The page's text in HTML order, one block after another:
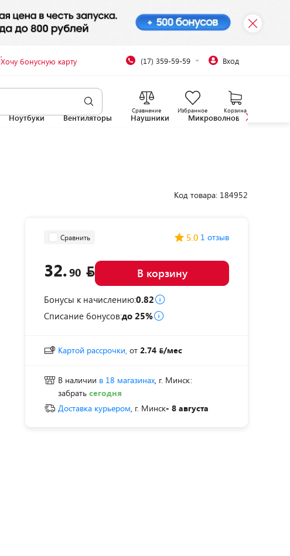
Хочу бонусную карту (17) 359-59-59 Вход
Сравнение Избранное Корзина
Ноутбуки Вентиляторы Наушники Микроволновые печи
Код товара: 184952
Сравнить 5.0 1 отзыв
32.90 В корзину
Бонусы к начислению:0.82
Списание бонусов:до 25%
Картой рассрочки, от 2.74 /мес
В наличии в 18 магазинах, г. Минск:
забрать сегодня
Доставка курьером, г. Минск- 8 августа